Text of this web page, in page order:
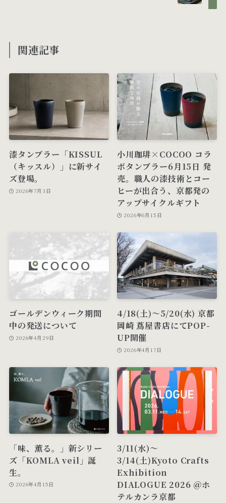
関連記事
漆タンブラー「KISSUL
（キッスル）」に新サイ
ズ登場。
2026年7月3日
小川珈琲×COCOO コラ
ボタンブラー6月15日 発
売。職人の漆技術とコー
ヒーが出合う、京都発の
アップサイクルギフト
2026年6月15日
ゴールデンウィーク期間
中の発送について
2026年4月29日
4/18(土)〜5/20(水) 京都
岡崎 蔦屋書店にてPOP-
UP開催
2026年4月17日
「味、薫る。」新シリー
ズ「KOMLA veil」誕
生。
2026年4月15日
3/11(水)～
3/14(土)Kyoto Crafts
Exhibition
DIALOGUE 2026 ＠ホ
テルカンラ京都